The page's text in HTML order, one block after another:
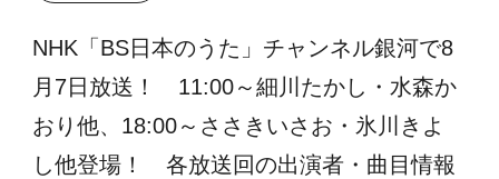
NHK「BS日本のうた」チャンネル銀河で8
月7日放送！ 11:00～細川たかし・水森か
おり他、18:00～ささきいさお・氷川きよ
し他登場！ 各放送回の出演者・曲目情報